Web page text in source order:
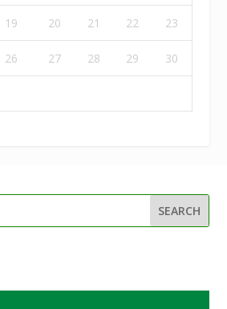
19 20 21 22 23
26 27 28 29 30